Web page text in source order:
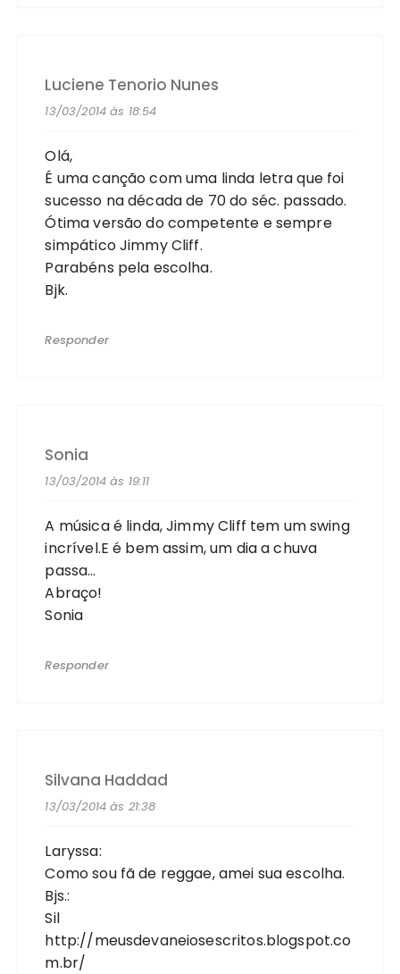
Luciene Tenorio Nunes
13/03/2014 às 18:54
Olá,
É uma canção com uma linda letra que foi
sucesso na década de 70 do séc. passado.
Ótima versão do competente e sempre
simpático Jimmy Cliff.
Parabéns pela escolha.
Bjk.
Responder
Sonia
13/03/2014 às 19:11
A música é linda, Jimmy Cliff tem um swing
incrível.E é bem assim, um dia a chuva
passa…
Abraço!
Sonia
Responder
Silvana Haddad
13/03/2014 às 21:38
Laryssa:
Como sou fã de reggae, amei sua escolha.
Bjs.:
Sil
http://meusdevaneiosescritos.blogspot.co
m.br/